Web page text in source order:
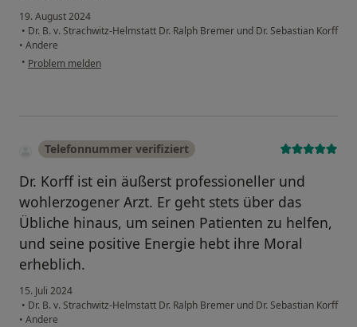
19. August 2024
• Dr. B. v. Strachwitz-Helmstatt Dr. Ralph Bremer und Dr. Sebastian Korff
• Andere
• Problem melden
Telefonnummer verifiziert
Dr. Korff ist ein äußerst professioneller und
wohlerzogener Arzt. Er geht stets über das
Übliche hinaus, um seinen Patienten zu helfen,
und seine positive Energie hebt ihre Moral
erheblich.
15. Juli 2024
• Dr. B. v. Strachwitz-Helmstatt Dr. Ralph Bremer und Dr. Sebastian Korff
• Andere